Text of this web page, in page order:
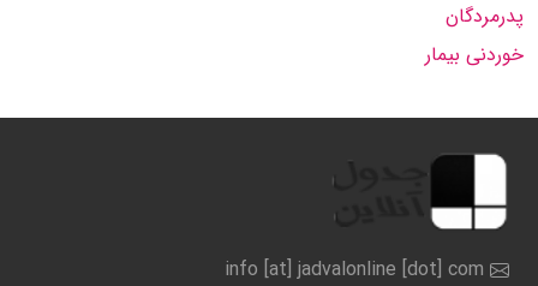
پدرمردگان
خوردنی بیمار
info [at] jadvalonline [dot] com